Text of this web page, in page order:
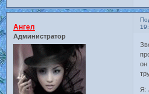
Ангел
Администратор
он
Я: